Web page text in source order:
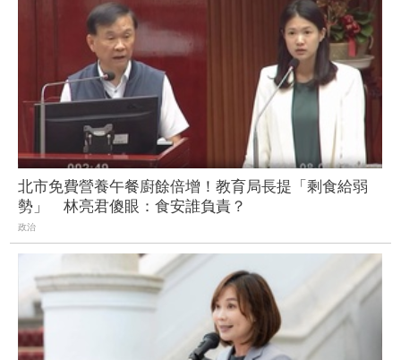
北市免費營養午餐廚餘倍增！教育局長提「剩食給弱
勢」 林亮君傻眼：食安誰負責？
政治